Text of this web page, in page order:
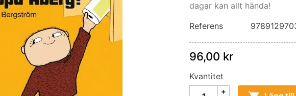
dagar kan allt hända!
Referens
96,00 kr
Kvantitet